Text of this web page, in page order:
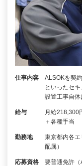
仕事内容
ALSOKを契
といったセ
設置工事自
給与
月給218,300
＋各種手
勤務地
東京都内各
配属）
応募資格
要普通免許